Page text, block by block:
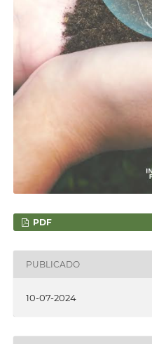
PDF
PUBLICADO
10-07-2024